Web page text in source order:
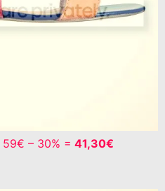
59€ – 30% = 41,30€